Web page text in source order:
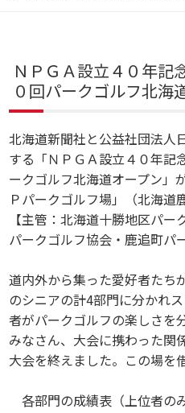
ＮＰＧＡ設立４０年記
０回パークゴルフ北
北海道新聞社と公益社団法人
する「ＮＰＧＡ設立４０年記
ークゴルフ北海道オープン」
Ｐパークゴルフ場」（北海道
【主管：北海道十勝地区パ
パークゴルフ協会・鹿追町パ
道内外から集った愛好者たち
のシニアの計4部門に分かれ
者がパークゴルフの楽しさを
みなさん、大会に携わった関
大会を終えました。この場を
各部門の成績表（上位者の